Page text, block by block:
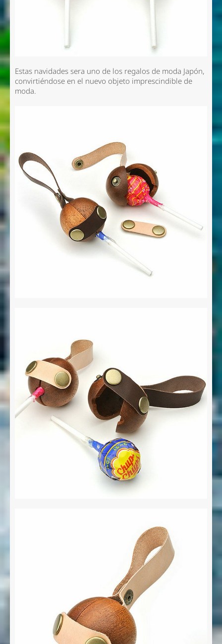
Estas navidades sera uno de los regalos de moda Japón,
convirtiéndose en el nuevo objeto imprescindible de
moda.